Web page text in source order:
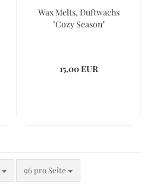
Wax Melts, Duftwachs
"Cozy Season"
15,00 EUR
96 pro Seite
pro Seite